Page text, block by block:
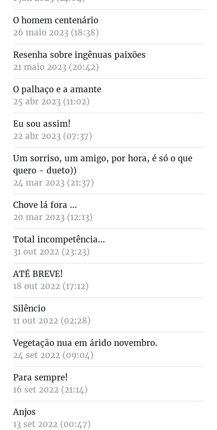
O homem centenário
26 maio 2023 (18:38)
Resenha sobre ingênuas paixões
21 maio 2023 (20:42)
O palhaço e a amante
25 abr 2023 (11:02)
Eu sou assim!
22 abr 2023 (07:37)
Um sorriso, um amigo, por hora, é só o que
quero - dueto))
24 mar 2023 (21:37)
Chove lá fora ...
20 mar 2023 (12:13)
Total incompetência…
31 out 2022 (23:23)
ATÉ BREVE!
18 out 2022 (17:12)
Silêncio
11 out 2022 (02:28)
Vegetação nua em árido novembro.
24 set 2022 (09:04)
Para sempre!
16 set 2022 (21:14)
Anjos
13 set 2022 (00:47)